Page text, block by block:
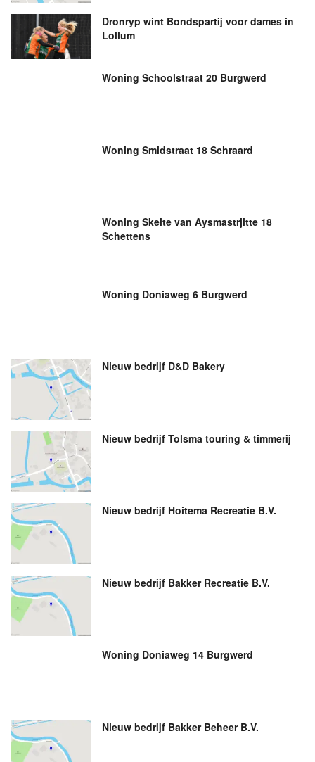
Dronryp wint Bondspartij voor dames in
Lollum
Woning Schoolstraat 20 Burgwerd
Woning Smidstraat 18 Schraard
Woning Skelte van Aysmastrjitte 18
Schettens
Woning Doniaweg 6 Burgwerd
Nieuw bedrijf D&D Bakery
Nieuw bedrijf Tolsma touring & timmerij
Nieuw bedrijf Hoitema Recreatie B.V.
Nieuw bedrijf Bakker Recreatie B.V.
Woning Doniaweg 14 Burgwerd
Nieuw bedrijf Bakker Beheer B.V.